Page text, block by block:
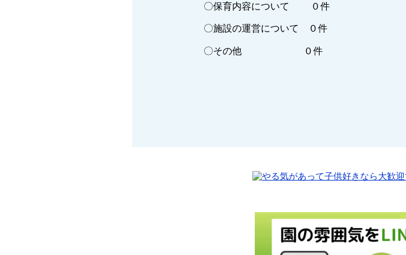
〇保育内容について ０件
〇施設の運営について ０件
〇その他 ０件